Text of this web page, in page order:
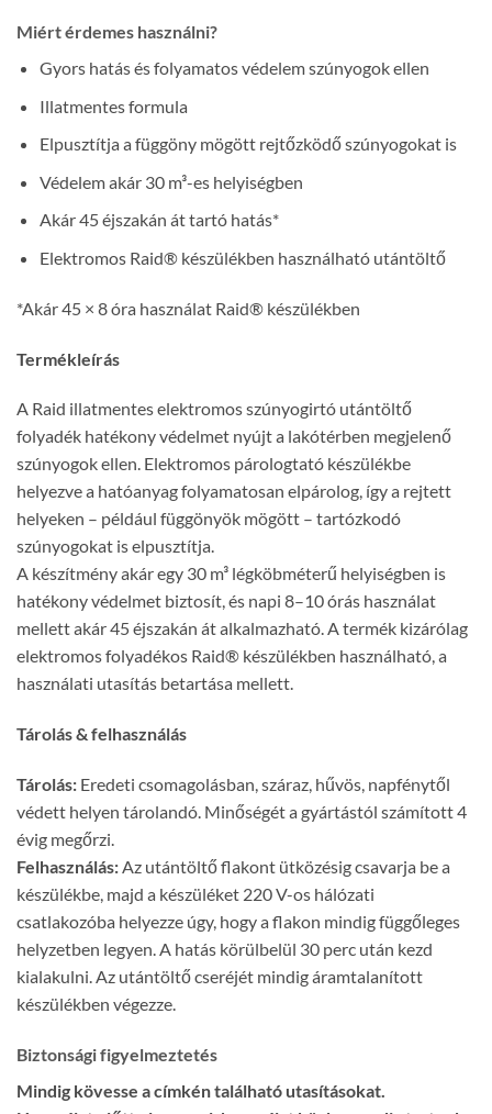
Miért érdemes használni?
Gyors hatás és folyamatos védelem szúnyogok ellen
Illatmentes formula
Elpusztítja a függöny mögött rejtőzködő szúnyogokat is
Védelem akár 30 m³-es helyiségben
Akár 45 éjszakán át tartó hatás*
Elektromos Raid® készülékben használható utántöltő
*Akár 45 × 8 óra használat Raid® készülékben
Termékleírás
A Raid illatmentes elektromos szúnyogirtó utántöltő
folyadék hatékony védelmet nyújt a lakótérben megjelenő
szúnyogok ellen. Elektromos párologtató készülékbe
helyezve a hatóanyag folyamatosan elpárolog, így a rejtett
helyeken – például függönyök mögött – tartózkodó
szúnyogokat is elpusztítja.
A készítmény akár egy 30 m³ légköbméterű helyiségben is
hatékony védelmet biztosít, és napi 8–10 órás használat
mellett akár 45 éjszakán át alkalmazható. A termék kizárólag
elektromos folyadékos Raid® készülékben használható, a
használati utasítás betartása mellett.
Tárolás & felhasználás
Tárolás: Eredeti csomagolásban, száraz, hűvös, napfénytől
védett helyen tárolandó. Minőségét a gyártástól számított 4
évig megőrzi.
Felhasználás:Az utántöltő flakont ütközésig csavarja be a
készülékbe, majd a készüléket 220 V-os hálózati
csatlakozóba helyezze úgy, hogy a flakon mindig függőleges
helyzetben legyen. A hatás körülbelül 30 perc után kezd
kialakulni. Az utántöltő cseréjét mindig áramtalanított
készülékben végezze.
Biztonsági figyelmeztetés
Mindig kövesse a címkén található utasításokat.